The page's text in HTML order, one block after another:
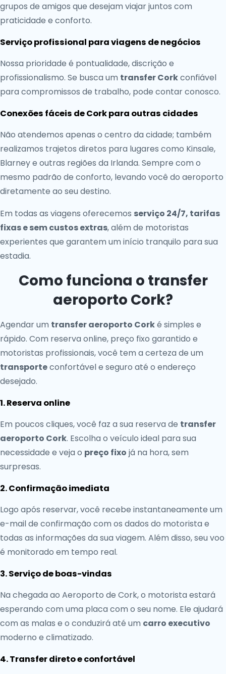
grupos de amigos que desejam viajar juntos com
praticidade e conforto.
Serviço profissional para viagens de negócios
Nossa prioridade é pontualidade, discrição e
profissionalismo. Se busca um transfer Corkconfiável
para compromissos de trabalho, pode contar conosco.
Conexões fáceis de Cork para outras cidades
Não atendemos apenas o centro da cidade; também
realizamos trajetos diretos para lugares como Kinsale,
Blarney e outras regiões da Irlanda. Sempre com o
mesmo padrão de conforto, levando você do aeroporto
diretamente ao seu destino.
Em todas as viagens oferecemos serviço 24/7, tarifas
fixas e sem custos extras, além de motoristas
experientes que garantem um início tranquilo para sua
estadia.
Como funciona o transfer
aeroporto Cork?
Agendar um transfer aeroporto Corké simples e
rápido. Com reserva online, preço fixo garantido e
motoristas profissionais, você tem a certeza de um
transporteconfortável e seguro até o endereço
desejado.
1. Reserva online
Em poucos cliques, você faz a sua reserva de transfer
aeroporto Cork. Escolha o veículo ideal para sua
necessidade e veja o preço fixo já na hora, sem
surpresas.
2. Confirmação imediata
Logo após reservar, você recebe instantaneamente um
e-mail de confirmação com os dados do motorista e
todas as informações da sua viagem. Além disso, seu voo
é monitorado em tempo real.
3. Serviço de boas-vindas
Na chegada ao Aeroporto de Cork, o motorista estará
esperando com uma placa com o seu nome. Ele ajudará
com as malas e o conduzirá até um carro executivo
moderno e climatizado.
4. Transfer direto e confortável